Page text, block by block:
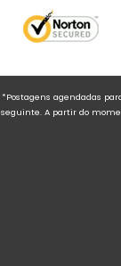
*Postagens agendadas
seguinte. A partir do